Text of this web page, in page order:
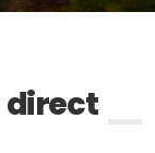
direct